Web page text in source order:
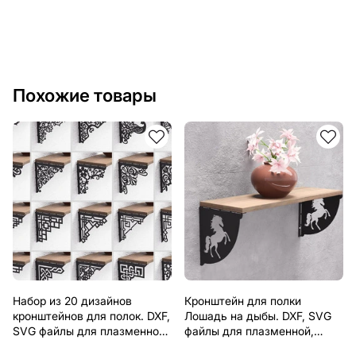
Похожие товары
Набор из 20 дизайнов
кронштейнов для полок. DXF,
SVG файлы для плазменной,
Кронштейн для полки
Лошадь на дыбы. DXF, SVG
файлы для плазменной,